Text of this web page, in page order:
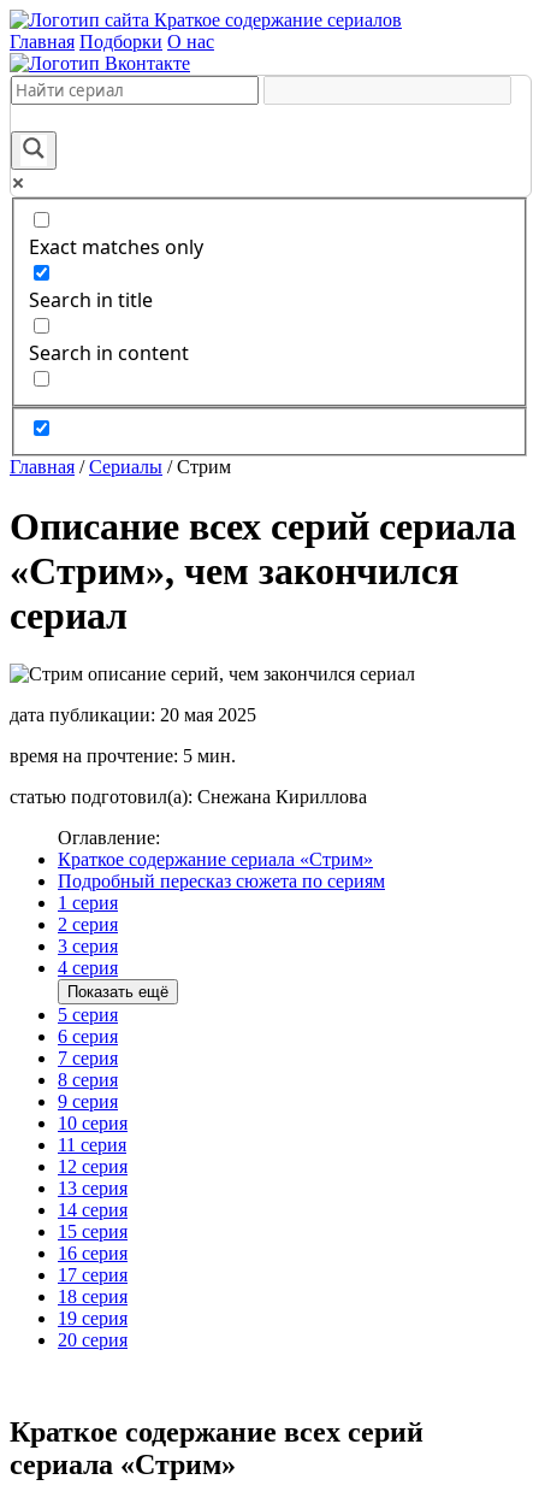
Краткое содержание сериалов
Главная Подборки О нас
Exact matches only
Search in title
Search in content
Главная /Сериалы /Стрим
Описание всех серий сериала
«Стрим», чем закончился
сериал
дата публикации: 20 мая 2025
время на прочтение: 5 мин.
статью подготовил(а): Снежана Кириллова
Оглавление:
Краткое содержание сериала «Стрим»
Подробный пересказ сюжета по сериям
1 серия
2 серия
3 серия
4 серия
Показать ещё
5 серия
6 серия
7 серия
8 серия
9 серия
10 серия
11 серия
12 серия
13 серия
14 серия
15 серия
16 серия
17 серия
18 серия
19 серия
20 серия
Краткое содержание всех серий
сериала «Стрим»